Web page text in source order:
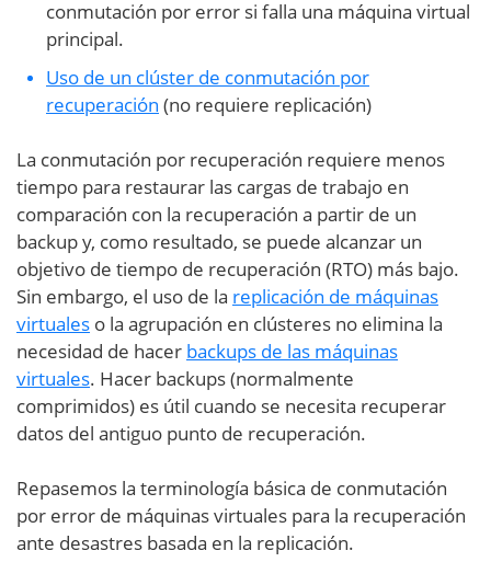
conmutación por error si falla una máquina virtual
principal.
Uso de un clúster de conmutación por
recuperación (no requiere replicación)
La conmutación por recuperación requiere menos
tiempo para restaurar las cargas de trabajo en
comparación con la recuperación a partir de un
backup y, como resultado, se puede alcanzar un
objetivo de tiempo de recuperación (RTO) más bajo.
Sin embargo, el uso de la replicación de máquinas
virtuales o la agrupación en clústeres no elimina la
necesidad de hacer backups de las máquinas
virtuales. Hacer backups (normalmente
comprimidos) es útil cuando se necesita recuperar
datos del antiguo punto de recuperación.
Repasemos la terminología básica de conmutación
por error de máquinas virtuales para la recuperación
ante desastres basada en la replicación.